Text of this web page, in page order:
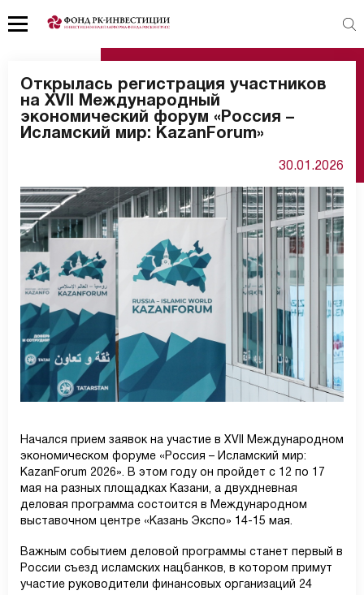
Открылась регистрация участников
на XVII Международный
экономический форум «Россия –
Исламский мир: KazanForum»
30.01.2026
Начался прием заявок на участие в XVII Международном
экономическом форуме «Россия – Исламский мир:
KazanForum 2026». В этом году он пройдет с 12 по 17
мая на разных площадках Казани, а двухдневная
деловая программа состоится в Международном
выставочном центре «Казань Экспо» 14-15 мая.
Важным событием деловой программы станет первый в
России съезд исламских нацбанков, в котором примут
участие руководители финансовых организаций 24